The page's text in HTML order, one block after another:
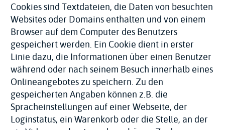
Cookies sind Textdateien, die Daten von besuchten
Websites oder Domains enthalten und von einem
Browser auf dem Computer des Benutzers
gespeichert werden. Ein Cookie dient in erster
Linie dazu, die Informationen über einen Benutzer
während oder nach seinem Besuch innerhalb eines
Onlineangebotes zu speichern. Zu den
gespeicherten Angaben können z.B. die
Spracheinstellungen auf einer Webseite, der
Loginstatus, ein Warenkorb oder die Stelle, an der